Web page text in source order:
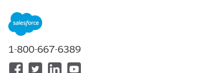
要创建结果：
要创建结果活动：
单击新建
。
1-800-667-6389